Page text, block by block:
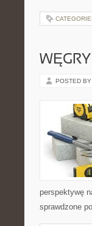
WĘGRY
POSTED BY
perspektywę
sprawdzone